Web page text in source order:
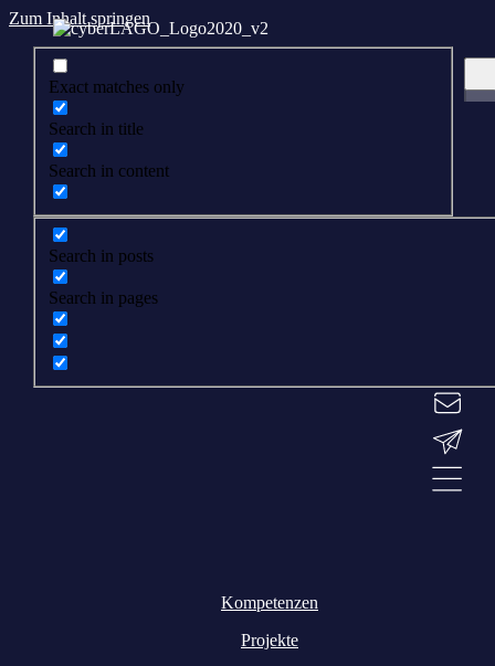
Zum Inhalt springen
Exact matches only
Search in title
Search in content
Search in posts
Search in pages
Kompetenzen
Projekte